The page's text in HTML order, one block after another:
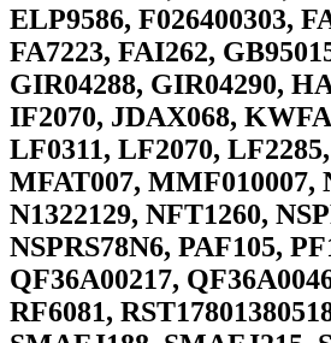
ELP9586, F026400303,
FA7223, FAI262,
GIR04288, GIR04290,
IF2070, JDAX068,
LF0311, LF2070,
MFAT007, MMF010007,
N1322129, NFT1260,
NSPRS78N6, PAF105,
QF36A00217,
RF6081,